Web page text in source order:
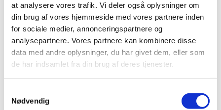
at analysere vores trafik. Vi deler også oplysninger om
din brug af vores hjemmeside med vores partnere inden
for sociale medier, annonceringspartnere og
analysepartnere. Vores partnere kan kombinere disse
data med andre oplysninger, du har givet dem, eller som
de har indsamlet fra din brug af deres tjenester.
Nødvendig
en fornemmelse af himmel i rummet, De små
felter med lys i lysekronerne, er skabt som små
stjerner på himlen.
De nye lysekroner har medført en stor
energibesparelse, idet forbruget i kirkerummet er
gået fra 10.000W til 1500W efter montering af de
nye LED lamper.